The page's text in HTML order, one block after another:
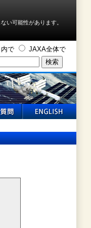
い可能性があります。
内で JAXA全体で